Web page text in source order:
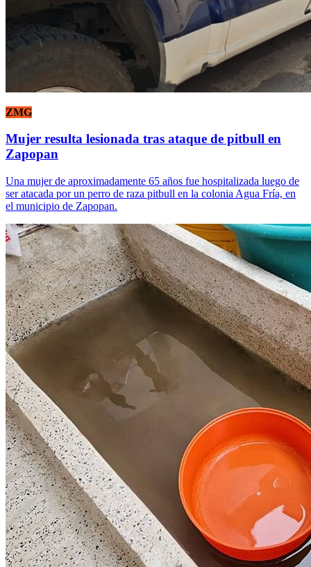
ZMG
Mujer resulta lesionada tras ataque de pitbull en
Zapopan
Una mujer de aproximadamente 65 años fue hospitalizada luego de
ser atacada por un perro de raza pitbull en la colonia Agua Fría, en
el municipio de Zapopan.